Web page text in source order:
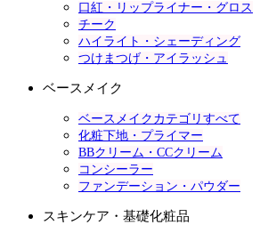
口紅・リップライナー・グロス
チーク
ハイライト・シェーディング
つけまつげ・アイラッシュ
ベースメイク
ベースメイクカテゴリすべて
化粧下地・プライマー
BBクリーム・CCクリーム
コンシーラー
ファンデーション・パウダー
スキンケア・基礎化粧品